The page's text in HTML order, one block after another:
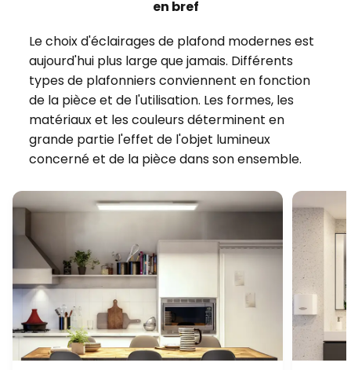
en bref
Le choix d'éclairages de plafond modernes est
aujourd'hui plus large que jamais. Différents
types de plafonniers conviennent en fonction
de la pièce et de l'utilisation. Les formes, les
matériaux et les couleurs déterminent en
grande partie l'effet de l'objet lumineux
concerné et de la pièce dans son ensemble.